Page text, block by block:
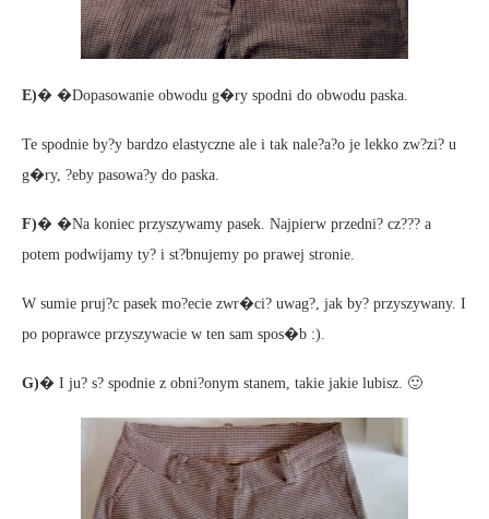
E)� �Dopasowanie obwodu g�ry spodni do obwodu paska.
Te spodnie by?y bardzo elastyczne ale i tak nale?a?o je lekko zw?zi? u
g�ry, ?eby pasowa?y do paska.
F)� �Na koniec przyszywamy pasek. Najpierw przedni? cz??? a
potem podwijamy ty? i st?bnujemy po prawej stronie.
W sumie pruj?c pasek mo?ecie zwr�ci? uwag?, jak by? przyszywany. I
po poprawce przyszywacie w ten sam spos�b :).
G)� I ju? s? spodnie z obni?onym stanem, takie jakie lubisz. 🙂